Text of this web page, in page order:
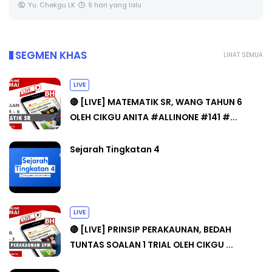
Yu. Chekgu LK 9 hari yang lalu
LIHAT SEMUA
SEGMEN KHAS
LIVE
🔴 [LIVE] MATEMATIK SR, WANG TAHUN 6
OLEH CIKGU ANITA #ALLINONE #141 #...
Sejarah Tingkatan 4
LIVE
🔴 [LIVE] PRINSIP PERAKAUNAN, BEDAH
TUNTAS SOALAN 1 TRIAL OLEH CIKGU ...